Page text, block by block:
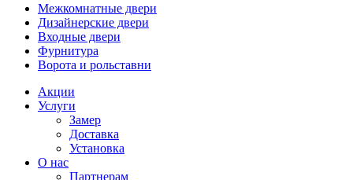
Межкомнатные двери
Дизайнерские двери
Входные двери
Фурнитура
Ворота и рольставни
Акции
Услуги
Замер
Доставка
Установка
О нас
Партнерам